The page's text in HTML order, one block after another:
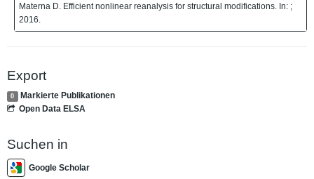
Materna D. Efficient nonlinear reanalysis for structural modifications. In: ;
2016.
Export
0
Markierte Publikationen
Open Data ELSA
Suchen in
Google Scholar